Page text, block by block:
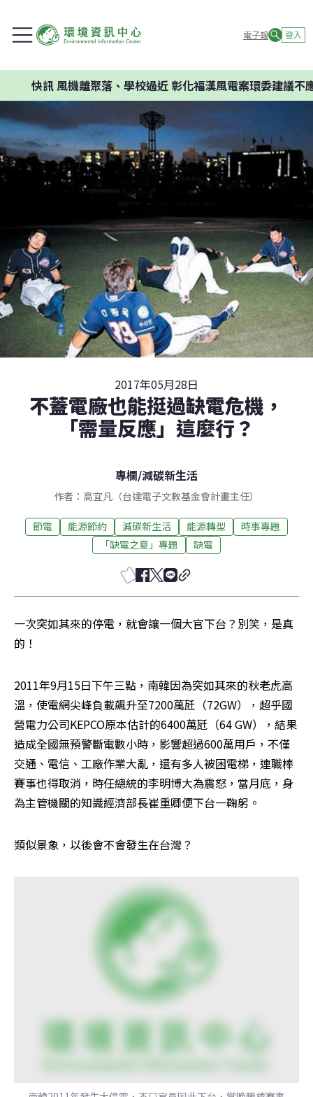
電子報 登入
風機離聚落、學校過近 彰化福漢風電案環委建議不應開發
2017年05月28日
不蓋電廠也能挺過缺電危機，
「需量反應」這麼行？
專欄/減碳新生活
作者：高宜凡（台達電子文教基金會計畫主任）
節電 能源節約 減碳新生活 能源轉型
時事專題
「缺電之夏」專題
缺電
一次突如其來的停電，就會讓一個大官下台？別笑，是真
的！
2011年9月15日下午三點，南韓因為突如其來的秋老虎高
溫，使電網尖峰負載飆升至7200萬瓩（72GW），超乎國
營電力公司KEPCO原本估計的6400萬瓩（64 GW），結果
造成全國無預警斷電數小時，影響超過600萬用戶，不僅
交通、電信、工廠作業大亂，還有多人被困電梯，連職棒
賽事也得取消，時任總統的李明博大為震怒，當月底，身
為主管機關的知識經濟部長崔重卿便下台一鞠躬。
類似景象，以後會不會發生在台灣？